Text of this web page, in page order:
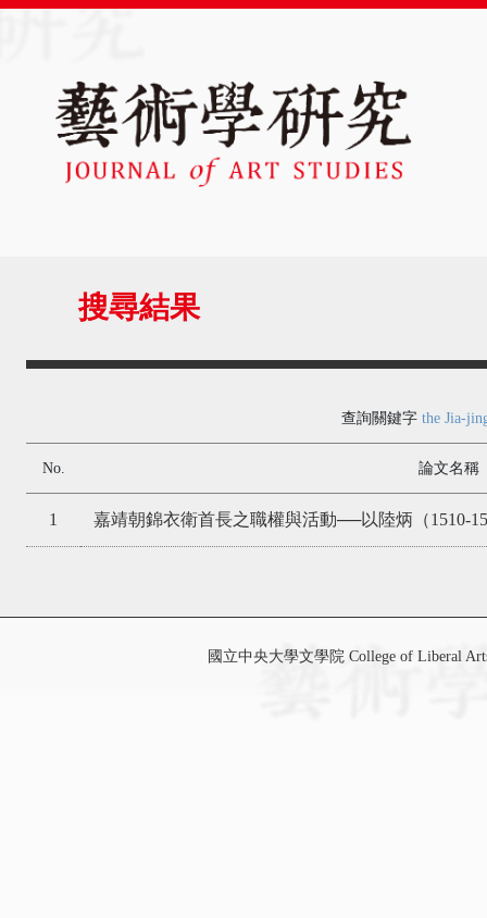
搜尋結果
查詢關鍵字 the Jia-
No. 論文名稱
1 嘉靖朝錦衣衛首長之職權與活動──以陸炳（1510-
國立中央大學文學院 College of Liberal